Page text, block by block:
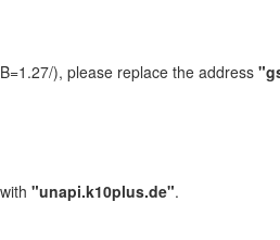
), please replace the address
with "unapi.k10plus.de".